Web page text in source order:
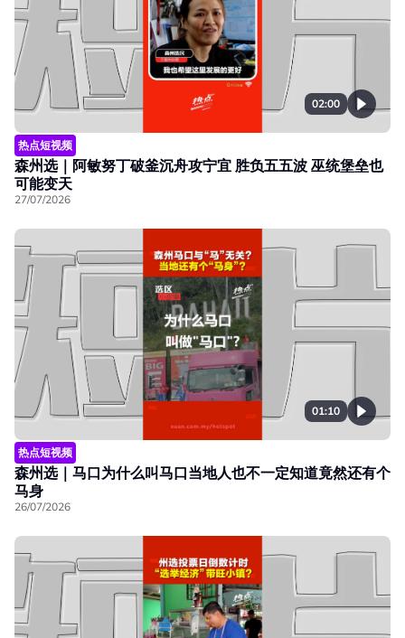
02:00
热点短视频
森州选｜阿敏努丁破釜沉舟攻宁宜 胜负五五波 巫统堡垒也
可能变天
27/07/2026
01:10
热点短视频
森州选｜马口为什么叫马口当地人也不一定知道竟然还有个
马身
26/07/2026